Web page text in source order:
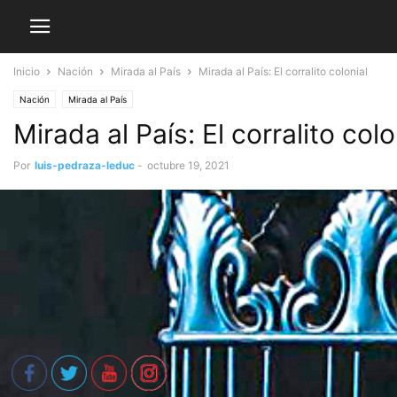
Inicio Nación Mirada al País Mirada al País: El corralito colonial
Nación Mirada al País
Mirada al País: El corralito
Por luis-pedraza-leduc - octubre 19, 2021